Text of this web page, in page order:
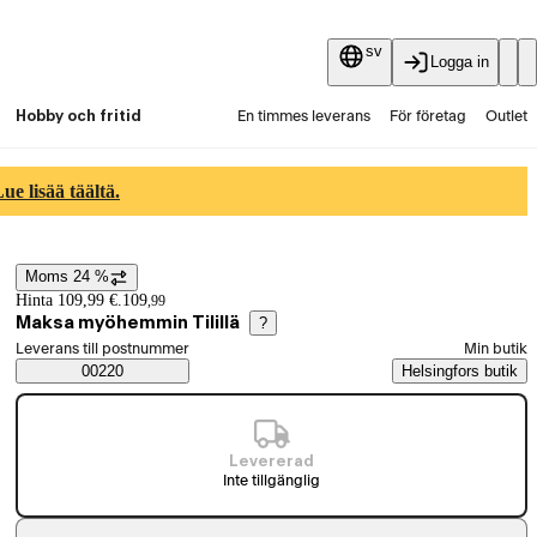
sv
Logga in
Hobby och fritid En timmes leverans För företag Outlet
lisää täältä.
Prisinformation
Moms 24 %
Hinta 109,99 €. 109,99
Maksa myöhemmin Tilillä ?
Saatavuustiedot
Välj beställningssätt
Leverans till postnummer
00220
Min butik
Helsingfors butik
Levererad
Inte tillgänglig